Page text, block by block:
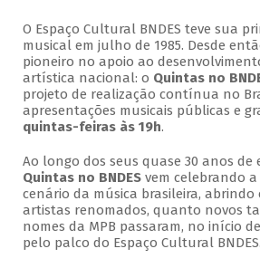
O Espaço Cultural BNDES teve sua
musical em julho de 1985. Desde
pioneiro no apoio ao
artística nacional: o Quintas no
projeto de realização contínua no
apresentações musicais públicas e
quintas-feiras às 19h.
Ao longo dos seus quase 30 anos de
Quintas no BNDESvem celebrando a
cenário da música brasileira,
artistas renomados, quanto novos
nomes da MPB passaram, no início
pelo palco do Espaço Cultural BNDES.